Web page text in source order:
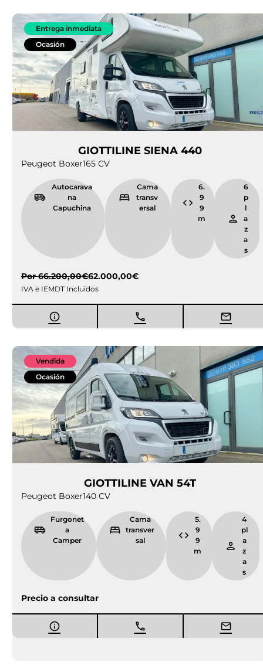
Entrega inmediata
Ocasión
GIOTTILINE SIENA 440
Peugeot Boxer165 CV
Autocarava
na
Capuchina
Cama
transv
ersal
6.
9
9
m
6
p
l
a
z
a
s
Por66.200,00€62.000,00€
IVA e IEMDT Incluidos
Vendida
Ocasión
GIOTTILINE VAN 54T
Peugeot Boxer140 CV
Furgonet
a
Camper
Cama
transver
sal
5.
9
9
m
4
pl
a
z
a
s
Precio a consultar